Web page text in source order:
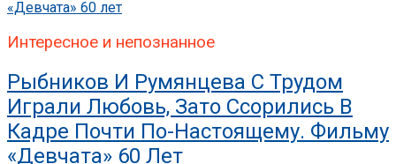
Интересное и непознанное
Рыбников И Румянцева С Трудом
Играли Любовь, Зато Ссорились В
Кадре Почти По-Настоящему. Фильму
«Девчата» 60 Лет